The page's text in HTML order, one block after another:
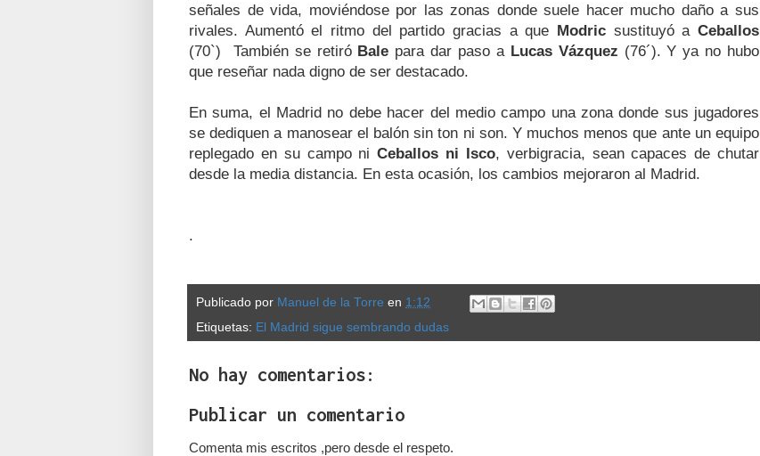
señales de vida, moviéndose por las zonas donde suele hacer mucho daño a sus
rivales. Aumentó el ritmo del partido gracias a que Modric sustituyó a Ceballos
(70`) También se retiró Bale para dar paso a Lucas Vázquez (76´). Y ya no hubo
que reseñar nada digno de ser destacado.
En suma, el Madrid no debe hacer del medio campo una zona donde sus jugadores
se dediquen a manosear el balón sin ton ni son. Y muchos menos que ante un equipo
replegado en su campo niCeballos ni Isco, verbigracia, sean capaces de chutar
desde la media distancia. En esta ocasión, los cambios mejoraron al Madrid.
.
Publicado por Manuel de la Torre en 1:12
Etiquetas: El Madrid sigue sembrando dudas
No hay comentarios:
Publicar un comentario
Comenta mis escritos ,pero desde el respeto.